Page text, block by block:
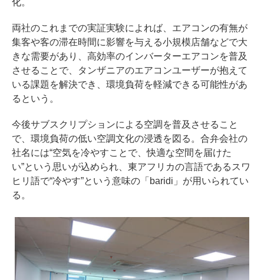
両社のこれまでの実証実験によれば、エアコンの有無が
集客や客の滞在時間に影響を与える小規模店舗などで大
きな需要があり、高効率のインバーターエアコンを普及
させることで、タンザニアのエアコンユーザーが抱えて
いる課題を解決でき、環境負荷を軽減できる可能性があ
るという。
今後サブスクリプションによる空調を普及させること
で、環境負荷の低い空調文化の浸透を図る。合弁会社の
社名には“空気を冷やすことで、快適な空間を届けた
い”という思いが込められ、東アフリカの言語であるスワ
ヒリ語で“冷やす”という意味の「baridi」が用いられてい
る。